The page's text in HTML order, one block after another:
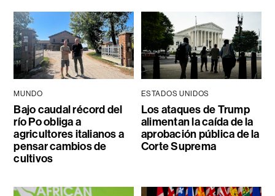
MUNDO
Bajo caudal récord del
río Po obliga a
agricultores italianos a
pensar cambios de
cultivos
ESTADOS UNIDOS
Los ataques de Trump
alimentan la caída de la
aprobación pública de la
Corte Suprema